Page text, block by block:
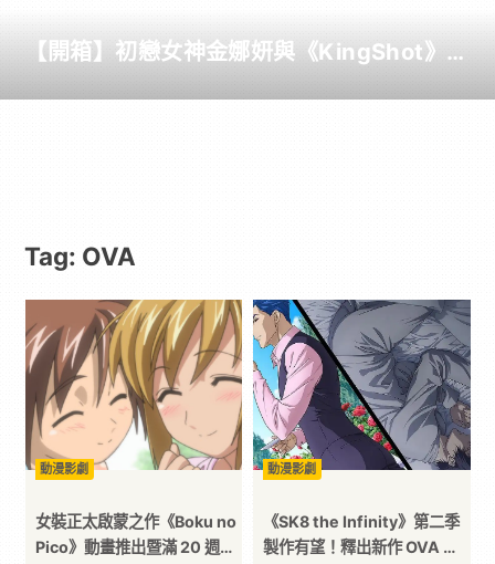
遊
戲
漫
二
次
元
｜
【開箱】初戀女神金娜妍與《KingShot》再
Tag: OVA
動漫影劇
女裝正太啟蒙之作《Boku no
Pico》動畫推出暨滿 20 週
動漫影劇
《SK8 the Infinity》第二季
製作有望！釋出新作 OVA 第